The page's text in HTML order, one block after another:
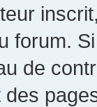
forum.
de